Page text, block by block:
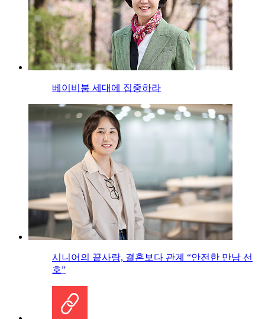
베이비붐 세대에 집중하라
시니어의 끝사랑, 결혼보다 관계 “안전한 만남 선
호”